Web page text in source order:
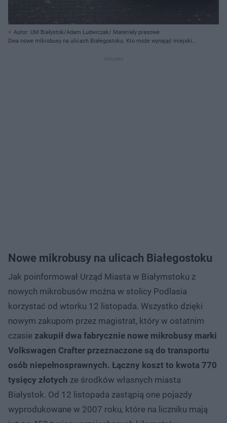
Autor: UM Białystok/Adam Ludwiczak/ Materiały prasowe
Dwa nowe mikrobusy na ulicach Białegostoku. Kto może wynająć miejski
Nowe mikrobusy na ulicach Białegostoku
Jak poinformował Urząd Miasta w Białymstoku z
nowych mikrobusów można w stolicy Podlasia
korzystać od wtorku 12 listopada. Wszystko dzięki
nowym zakupom przez magistrat, który w ostatnim
czasie zakupił dwa fabrycznie nowe mikrobusy marki
Volkswagen Crafter przeznaczone są do transportu
osób niepełnosprawnych. Łączny koszt to kwota 770
tysięcy złotych ze środków własnych miasta
Białystok. Od 12 listopada zastąpią one pojazdy
wyprodukowane w 2007 roku, które na liczniku mają